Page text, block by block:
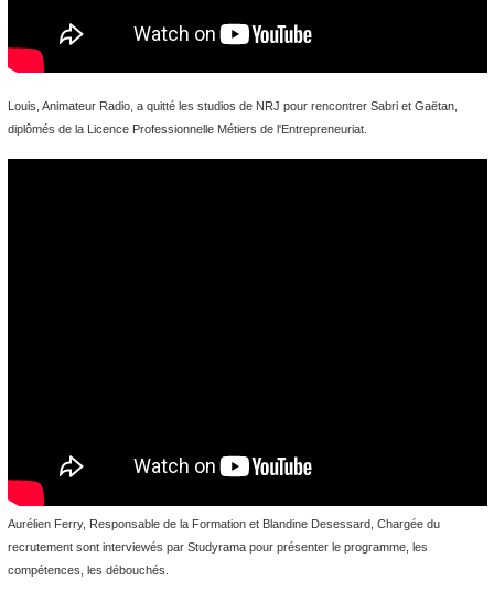
Louis, Animateur Radio, a quitté les studios de NRJ pour rencontrer Sabri et Gaëtan,
diplômés de la Licence Professionnelle Métiers de l'Entrepreneuriat.
Aurélien Ferry, Responsable de la Formation et Blandine Desessard, Chargée du
recrutement sont interviewés par Studyrama pour présenter le programme, les
compétences, les débouchés.